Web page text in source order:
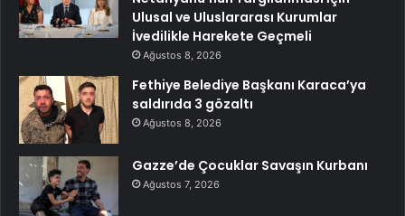
Ulusal ve Uluslararası Kurumlar
İvedilikle Harekete Geçmeli
Ağustos 8, 2026
Fethiye Belediye Başkanı Karaca’ya
saldırıda 3 gözaltı
Ağustos 8, 2026
Gazze’de Çocuklar Savaşın Kurbanı
Ağustos 7, 2026